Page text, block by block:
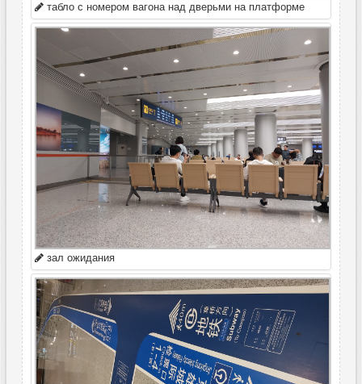
табло с номером вагона над дверьми на платформе
зал ожидания